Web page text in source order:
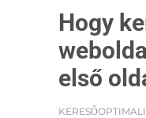
Hogy
első